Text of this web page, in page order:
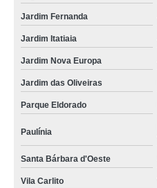
Jardim Fernanda
Jardim Itatiaia
Jardim Nova Europa
Jardim das Oliveiras
Parque Eldorado
Paulínia
Santa Bárbara d'Oeste
Vila Carlito